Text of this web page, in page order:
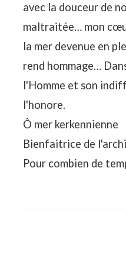
avec la douceur de
maltraitée… mon
la mer devenue en
rend hommage…
l'Homme et son
l'honore.
Ô mer kerkennienne
Bienfaitrice de
Pour combien de